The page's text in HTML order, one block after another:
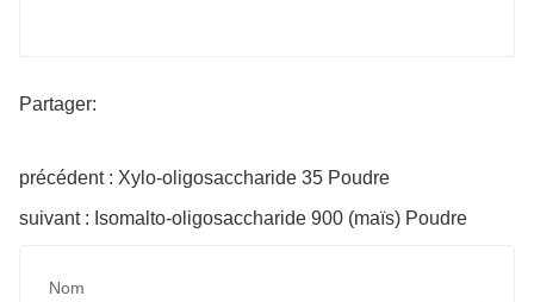
Partager:
précédent : Xylo-oligosaccharide 35 Poudre
suivant : Isomalto-oligosaccharide 900 (maïs) Poudre
Nom